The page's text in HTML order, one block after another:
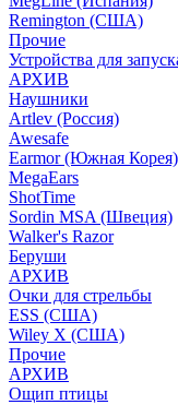
Remington (США)
Прочие
Устройства для
АРХИВ
Наушники
Artlev (Россия)
Awesafe
Earmor (Южная Корея)
MegaEars
ShotTime
Sordin MSA (Швеция)
Walker's Razor
Беруши
АРХИВ
Очки для стрельбы
ESS (США)
Wiley X (США)
Прочие
АРХИВ
Ощип птицы